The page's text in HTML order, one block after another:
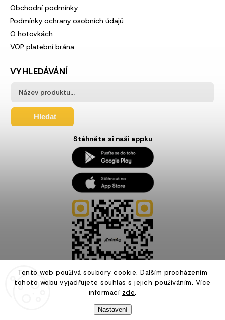
Tento web používá soubory cookie. Dalším procházením
tohoto webu vyjadřujete souhlas s jejich používáním. Více
informací zde.
Nastavení
Obchodní podmínky
Podmínky ochrany osobních údajů
O hotovkách
VOP platební brána
VYHLEDÁVÁNÍ
Hledat
Stáhněte si naši appku